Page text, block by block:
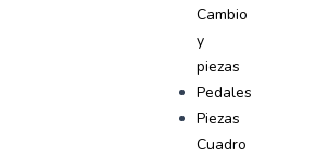
Cambio
y
piezas
Pedales
Piezas
Cuadro